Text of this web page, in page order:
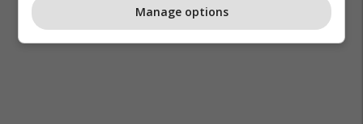
Manage options